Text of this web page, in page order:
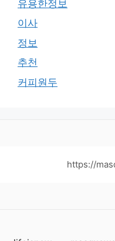
유용한정보
이사
정보
추천
커피원두
https://